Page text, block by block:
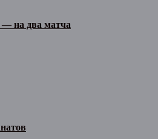
— на два матча